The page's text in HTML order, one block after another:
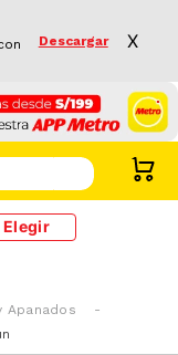
Descargar X
Elegir
Apanados